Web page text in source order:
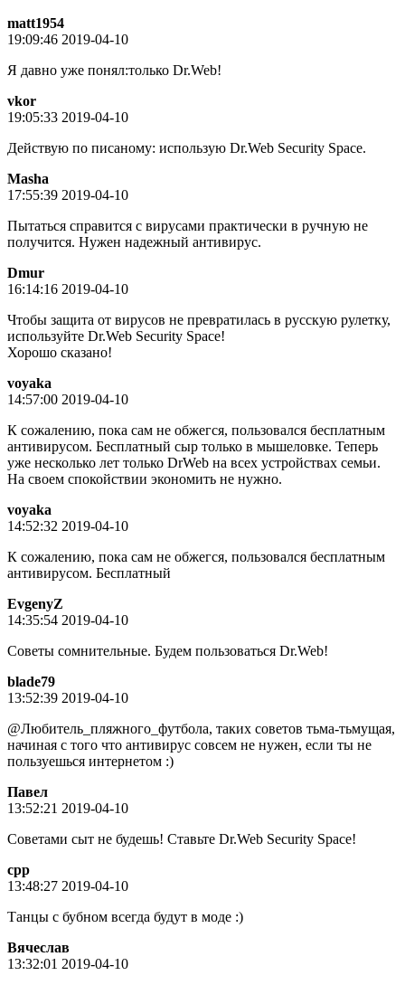
matt1954
19:09:46 2019-04-10
Я давно уже понял:только Dr.Web!
vkor
19:05:33 2019-04-10
Действую по писаному: использую Dr.Web Security Space.
Masha
17:55:39 2019-04-10
Пытаться справится с вирусами практически в ручную не
получится. Нужен надежный антивирус.
Dmur
16:14:16 2019-04-10
Чтобы защита от вирусов не превратилась в русскую рулетку,
используйте Dr.Web Security Space!
Хорошо сказано!
voyaka
14:57:00 2019-04-10
К сожалению, пока сам не обжегся, пользовался бесплатным
антивирусом. Бесплатный сыр только в мышеловке. Теперь
уже несколько лет только DrWeb на всех устройствах семьи.
На своем спокойствии экономить не нужно.
voyaka
14:52:32 2019-04-10
К сожалению, пока сам не обжегся, пользовался бесплатным
антивирусом. Бесплатный
EvgenyZ
14:35:54 2019-04-10
Советы сомнительные. Будем пользоваться Dr.Web!
blade79
13:52:39 2019-04-10
@Любитель_пляжного_футбола, таких советов тьма-тьмущая,
начиная с того что антивирус совсем не нужен, если ты не
пользуешься интернетом :)
Пaвeл
13:52:21 2019-04-10
Советами сыт не будешь! Ставьте Dr.Web Security Space!
cpp
13:48:27 2019-04-10
Танцы с бубном всегда будут в моде :)
Вячeслaв
13:32:01 2019-04-10